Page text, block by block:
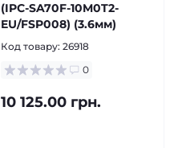
(IPC-SA70F-10M0T2-
EU/FSP008) (3.6мм)
Код товару: 26918
0
10 125.00 грн.